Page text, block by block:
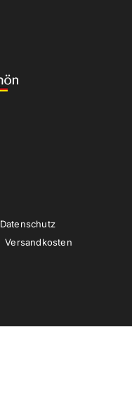
Datenschutz
Versandkosten